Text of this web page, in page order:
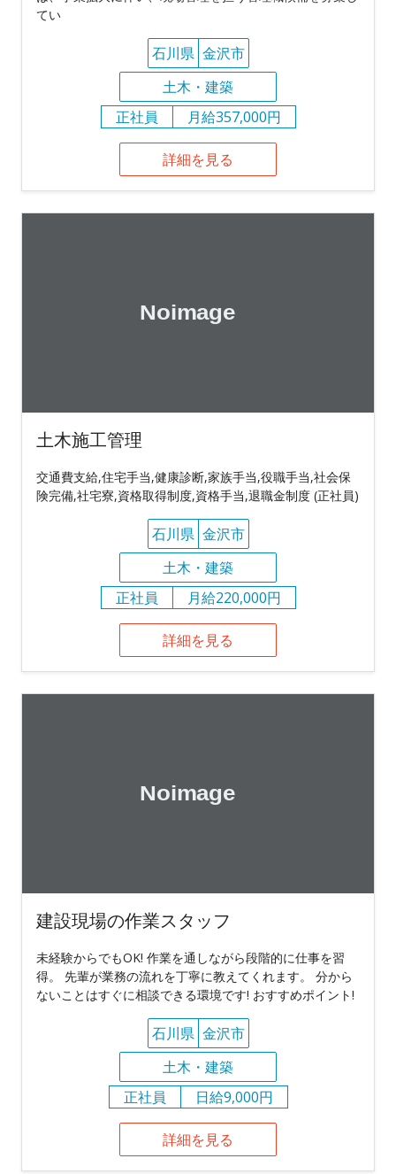
てい
石川県 金沢市
土木・建築
正社員
月給357,000円
詳細を見る
土木施工管理
交通費支給,住宅手当,健康診断,家族手当,役職手当,社会保
険完備,社宅寮,資格取得制度,資格手当,退職金制度 (正社員)
石川県 金沢市
土木・建築
正社員
月給220,000円
詳細を見る
建設現場の作業スタッフ
未経験からでもOK! 作業を通しながら段階的に仕事を習
得。 先輩が業務の流れを丁寧に教えてくれます。 分から
ないことはすぐに相談できる環境です! おすすめポイント!
石川県 金沢市
土木・建築
正社員
日給9,000円
詳細を見る